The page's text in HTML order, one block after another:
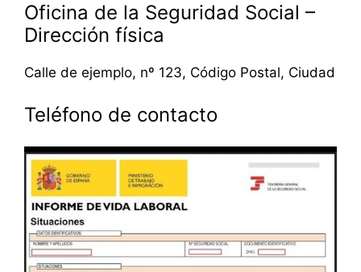
Oficina de la Seguridad Social –
Dirección física
Calle de ejemplo, nº 123, Código Postal, Ciudad
Teléfono de contacto